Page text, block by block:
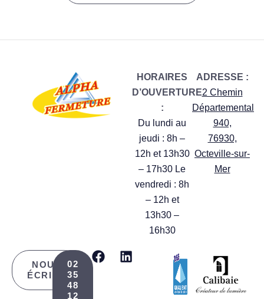
HORAIRES
D’OUVERTURE
:
Du lundi au
jeudi : 8h –
12h et 13h30
– 17h30 Le
vendredi : 8h
– 12h et
13h30 –
16h30
ADRESSE :
2 Chemin
Départemental
940,
76930,
Octeville-sur-
Mer
NOUS
ÉCRIRE
02
35
48
12